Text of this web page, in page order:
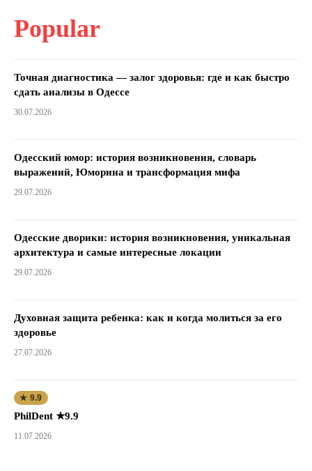
Popular
Точная диагностика — залог здоровья: где и как быстро
сдать анализы в Одессе
30.07.2026
Одесский юмор: история возникновения, словарь
выражений, Юморина и трансформация мифа
29.07.2026
Одесские дворики: история возникновения, уникальная
архитектура и самые интересные локации
29.07.2026
Духовная защита ребенка: как и когда молиться за его
здоровье
27.07.2026
★ 9.9
PhilDent ★9.9
11.07.2026